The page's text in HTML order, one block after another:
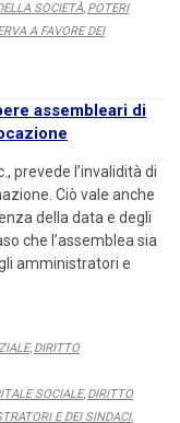
SOCIETÀ POTERI
A FAVORE DEI
assembleari di
prevede l’invalidità di
Ciò vale anche
della data e degli
che l’assemblea sia
amministratori e
, DIRITTO
SOCIALE, DIRITTO
E DEI SINDACI,